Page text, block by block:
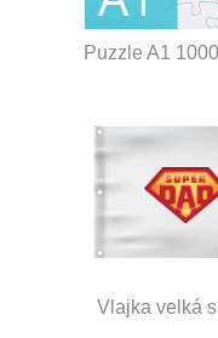
Puzzle A1
Vlajka velká